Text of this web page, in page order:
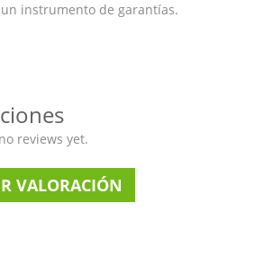
instrumento de garantías.
reviews yet.
VALORACIÓN